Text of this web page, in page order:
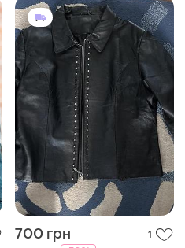
700 грн
1000 грн -30%
Куртка косуха натуральна
шкіра чорна
S і ще 1